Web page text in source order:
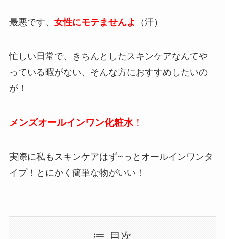
最悪です、 女性にモテませんよ （汗）
忙しい日常で、きちんとしたスキンケアなんてや
っている暇がない、そんな方におすすめしたいの
が！
メンズオールインワン化粧水！
実際に私もスキンケアはず~っとオールインワンタ
イプ！とにかく簡単な物がいい！